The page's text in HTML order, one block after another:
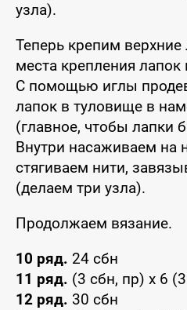
узла).
Теперь крепим
места крепления
С помощью иглы
лапок в туловище в
(главное, чтобы лапки
Внутри насаживаем на
стягиваем нити,
(делаем три узла).
Продолжаем вязание.
10 ряд. 24 сбн
11 ряд. (3 сбн, пр) x 6
12 ряд. 30 сбн